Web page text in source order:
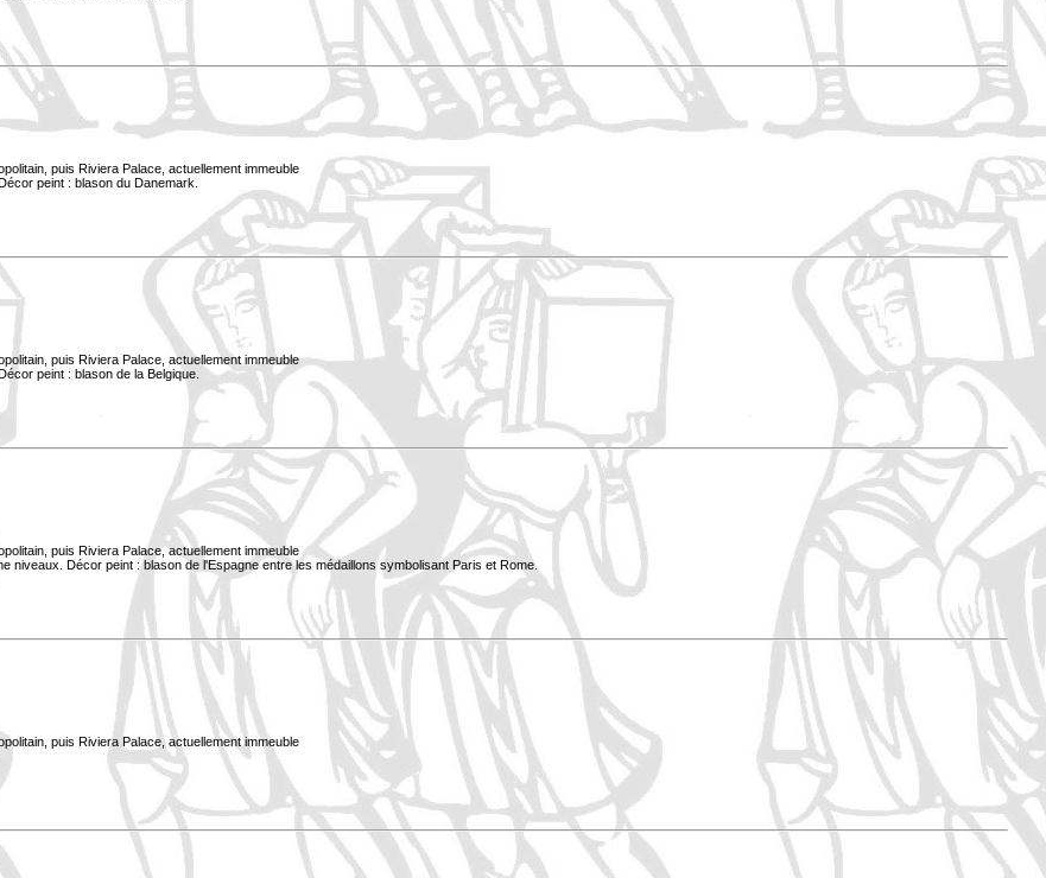
puis Riviera Palace, actuellement immeuble
peint : blason du Danemark.
puis Riviera Palace, actuellement immeuble
peint : blason de la Belgique.
puis Riviera Palace, actuellement immeuble
niveaux. Décor peint : blason de l'Espagne entre les médaillons symbolisant Paris et Rome.
puis Riviera Palace, actuellement immeuble